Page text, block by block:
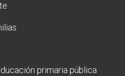
primaria pública